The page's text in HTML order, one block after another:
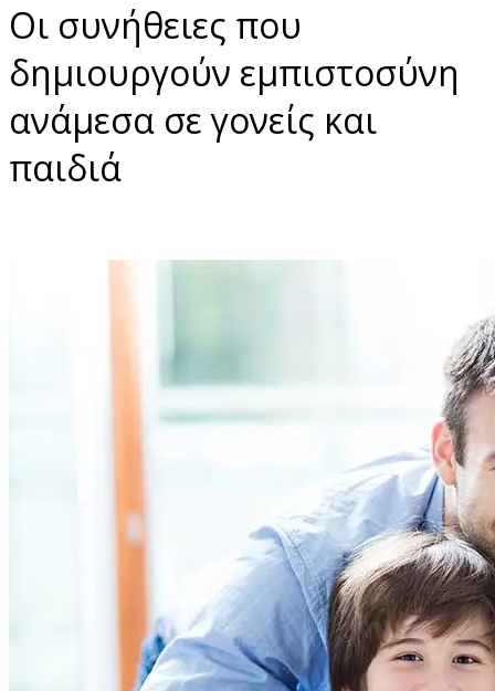
Οι συνήθειες που
δημιουργούν εμπιστοσύνη
ανάμεσα σε γονείς και
παιδιά